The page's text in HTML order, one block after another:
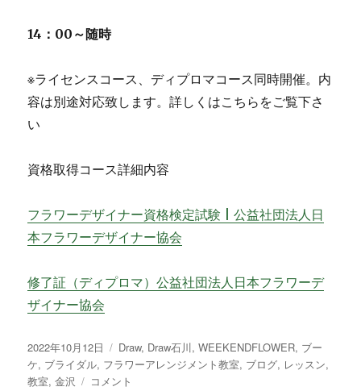
14：00～随時
※ライセンスコース、ディプロマコース同時開催。内
容は別途対応致します。詳しくはこちらをご覧下さ
い
資格取得コース詳細内容
フラワーデザイナー資格検定試験 | 公益社団法人日
本フラワーデザイナー協会
修了証（ディプロマ）公益社団法人日本フラワーデ
ザイナー協会
投
稿
日:
2022年10月12日
カ
テ
ゴ
Draw, Draw石川,WEEKENDFLOWER, ブー
ケ, ブライダル, フラワーアレンジメント教室, ブログ, レッスン,
教室,金沢
Autumn
コメント